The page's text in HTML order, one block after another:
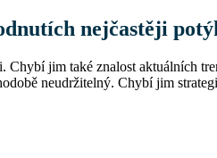
nejčastěji
jim také znalost aktuálních
neudržitelný. Chybí jim